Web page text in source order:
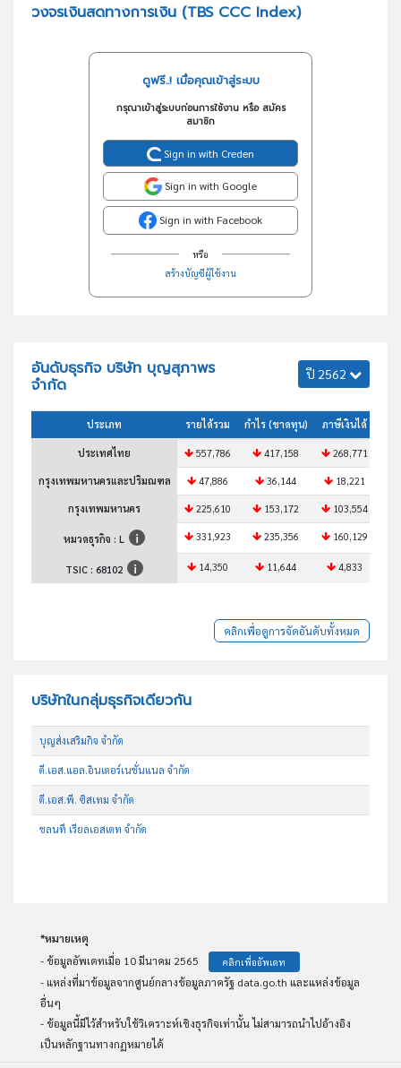
วงจรเงินสดทางการเงิน (TBS CCC Index)
ดูฟรี..! เมื่อคุณเข้าสู่ระบบ
กรุณาเข้าสู่ระบบก่อนการใช้งาน หรือ สมัคร
สมาชิก
Sign in with Creden
Sign in with Google
Sign in with Facebook
หรือ
สร้างบัญชีผู้ใช้งาน
อันดับธุรกิจ บริษัท บุญสุภาพร
จำกัด
ปี 2562
ประเภท รายได้รวม กำไร (ขาดทุน) ภาษีเงินได้
ประเทศไทย 557,786 417,158 268,771
กรุงเทพมหานครและปริมณฑล 47,886 36,144 18,221
กรุงเทพมหานคร 225,610 153,172 103,554
หมวดธุรกิจ : L 331,923 235,356 160,129
TSIC : 68102 14,350 11,644 4,833
คลิกเพื่อดูการจัดอันดับทั้งหมด
บริษัทในกลุ่มธุรกิจเดียวกัน
บุญส่งเสริมกิจ จำกัด
ดี.เอส.แอล.อินเตอร์เนชั่นแนล จำกัด
ดี.เอส.พี. ซิสเทม จำกัด
ชลนที เรียลเอสเตท จำกัด
*หมายเหตุ
- ข้อมูลอัพเดทเมื่อ 10 มีนาคม 2565
คลิกเพื่ออัพเดท
- แหล่งที่มาข้อมูลจากศูนย์กลางข้อมูลภาครัฐ data.go.th และแหล่งข้อมูล
อื่นๆ
- ข้อมูลนี้มีไว้สำหรับใช้วิเคราะห์เชิงธุรกิจเท่านั้น ไม่สามารถนำไปอ้างอิง
เป็นหลักฐานทางกฏหมายได้